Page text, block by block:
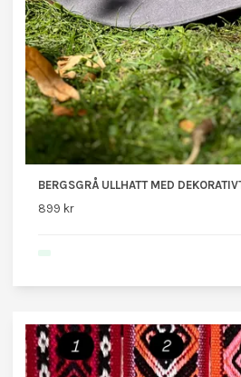
BERGSGRÅ ULLHATT MED
899 kr